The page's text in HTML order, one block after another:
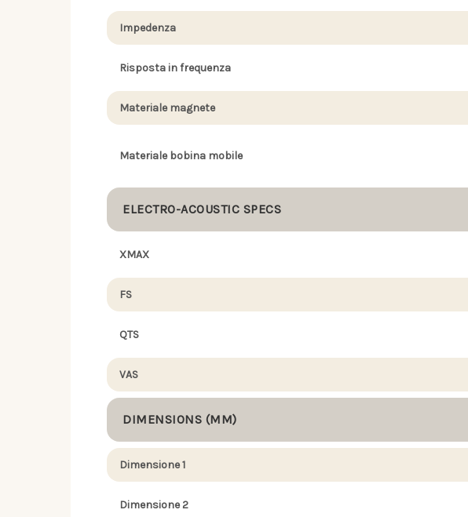
Impedenza
Risposta in frequenza
Materiale magnete
Materiale bobina mobile
ELECTRO-ACOUSTIC SPECS
XMAX
FS
QTS
VAS
DIMENSIONS (MM)
Dimensione 1
Dimensione 2